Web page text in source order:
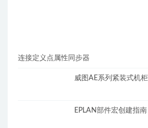
连接定义点属性同步器
威图AE系列紧装式机柜
EPLAN部件宏创建指南